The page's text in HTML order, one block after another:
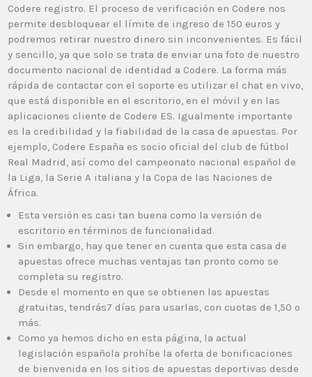
Codere registro. El proceso de verificación en Codere nos
permite desbloquear el límite de ingreso de 150 euros y
podremos retirar nuestro dinero sin inconvenientes. Es fácil
y sencillo, ya que solo se trata de enviar una foto de nuestro
documento nacional de identidad a Codere. La forma más
rápida de contactar con el soporte es utilizar el chat en vivo,
que está disponible en el escritorio, en el móvil y en las
aplicaciones cliente de Codere ES. Igualmente importante
es la credibilidad y la fiabilidad de la casa de apuestas. Por
ejemplo, Codere España es socio oficial del club de fútbol
Real Madrid, así como del campeonato nacional español de
la Liga, la Serie A italiana y la Copa de las Naciones de
África.
Esta versión es casi tan buena como la versión de
escritorio en términos de funcionalidad.
Sin embargo, hay que tener en cuenta que esta casa de
apuestas ofrece muchas ventajas tan pronto como se
completa su registro.
Desde el momento en que se obtienen las apuestas
gratuitas, tendrás7 días para usarlas, con cuotas de 1,50 o
más.
Como ya hemos dicho en esta página, la actual
legislación española prohíbe la oferta de bonificaciones
de bienvenida en los sitios de apuestas deportivas desde